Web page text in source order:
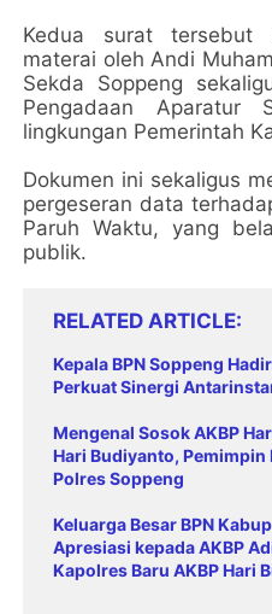
Kedua surat tersebut
materai oleh Andi
Sekda Soppeng
Pengadaan
lingkungan Pemerintah
Dokumen ini sekaligus
pergeseran data
Paruh Waktu, yang
publik.
RELATED ARTICLE
Kepala BPN Soppeng
Perkuat Sinergi
Mengenal Sosok AKBP
Hari Budiyanto, Pemimpin
Polres Soppeng
Keluarga Besar BPN
Apresiasi kepada AKBP
Kapolres Baru AKBP Hari